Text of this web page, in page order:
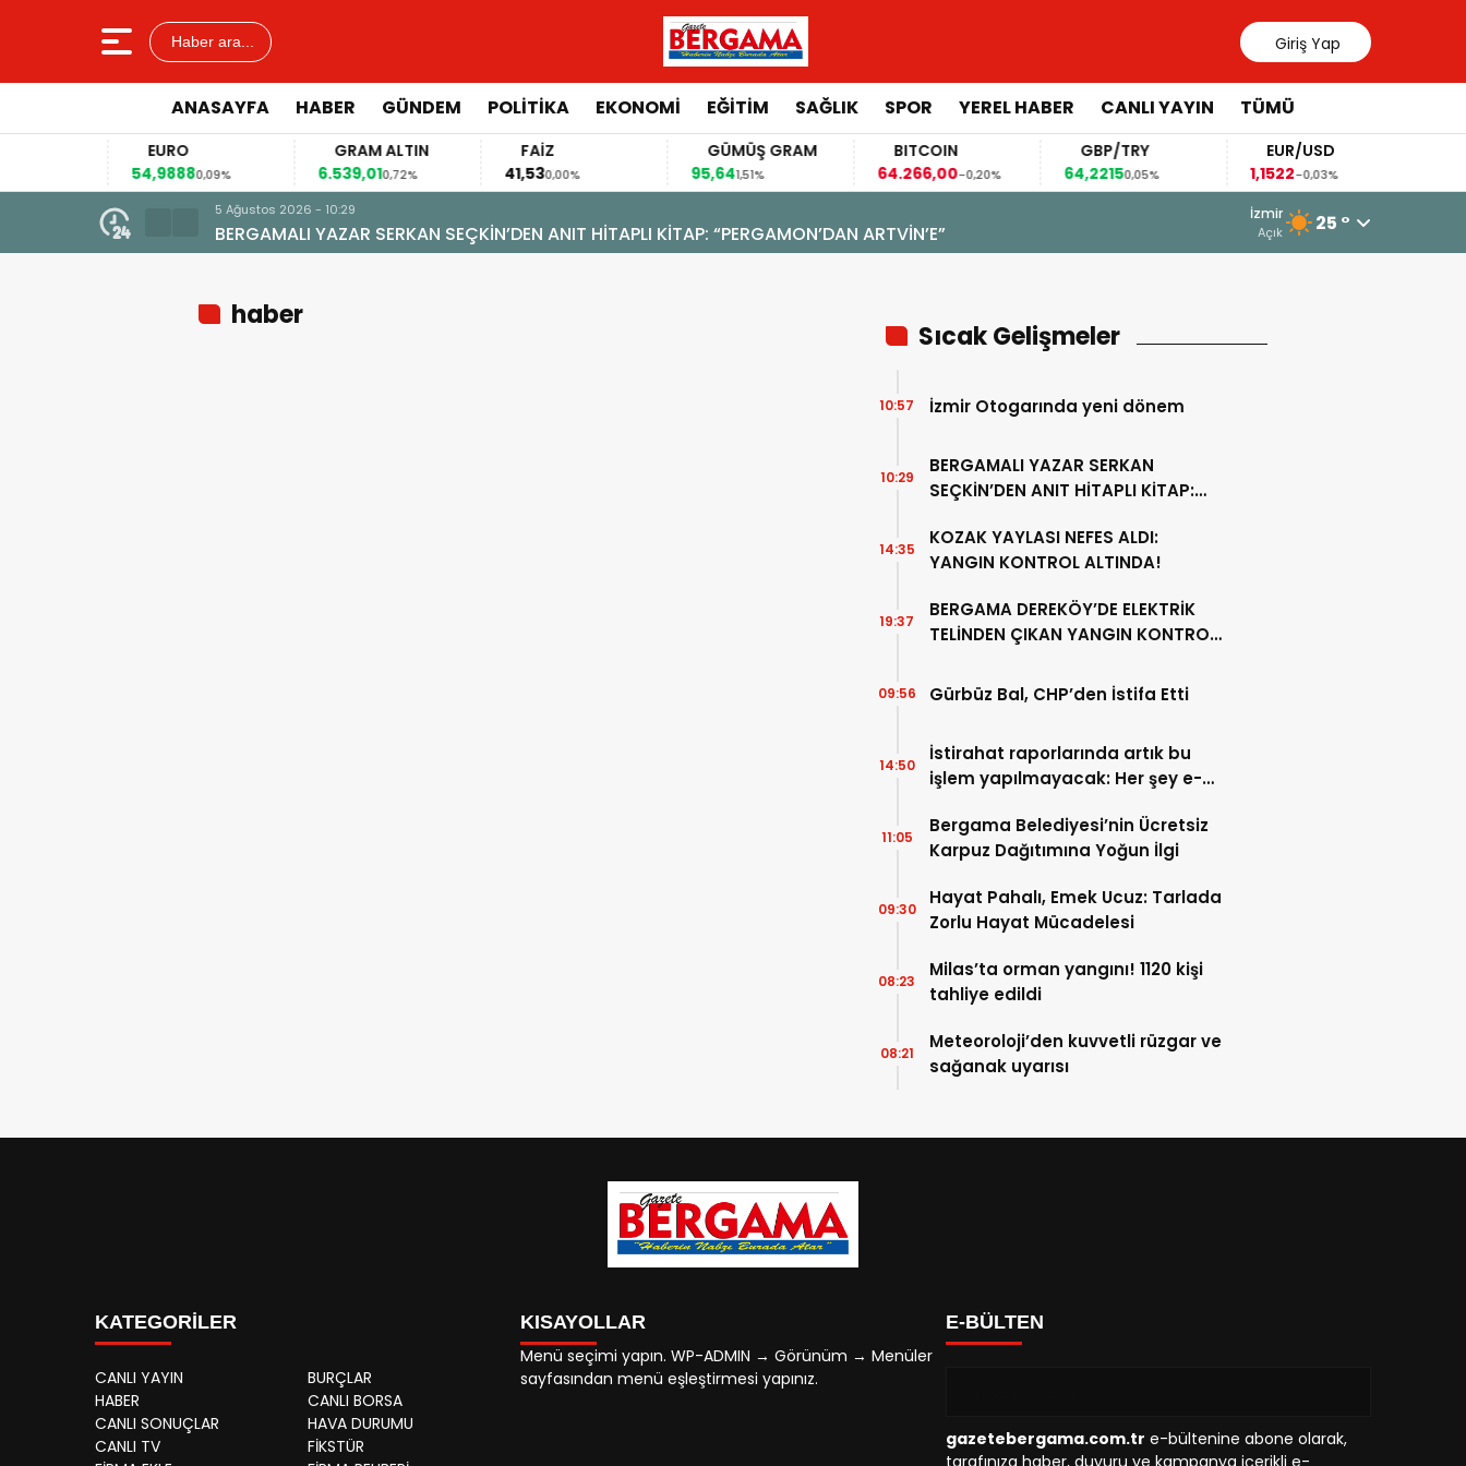
Haber ara... Giriş Yap
ANASAYFA HABER GÜNDEM POLİTİKA EKONOMİ EĞİTİM SAĞLIK SPOR YEREL HABER CANLI YAYIN TÜMÜ
EURO
54,98880,09%
GRAM ALTIN
6.539,010,72%
FAİZ
41,530,00%
GÜMÜŞ GRAM
95,641,51%
BITCOIN
64.266,00-0,20%
GBP/TRY
64,22150,05%
EUR/USD
1,1522-0,03%
5 Ağustos 2026 - 10:29
BERGAMALI YAZAR SERKAN SEÇKİN’DEN ANIT HİTAPLI KİTAP: “PERGAMON’DAN ARTVİN’E”
31 Temmuz 2026 - 14:35
KOZAK YAYLASI NEFES ALDI:
İzmir
Açık 25 °
haber
Sıcak Gelişmeler
İzmir Otogarında yeni dönem
10:57
BERGAMALI YAZAR SERKAN
SEÇKİN’DEN ANIT HİTAPLI KİTAP:
10:29
KOZAK YAYLASI NEFES ALDI:
YANGIN KONTROL ALTINDA!
14:35
BERGAMA DEREKÖY’DE ELEKTRİK
TELİNDEN ÇIKAN YANGIN KONTROL
19:37
Gürbüz Bal, CHP’den İstifa Etti
09:56
İstirahat raporlarında artık bu
işlem yapılmayacak: Her şey e-
14:50
Bergama Belediyesi’nin Ücretsiz
Karpuz Dağıtımına Yoğun İlgi
11:05
Hayat Pahalı, Emek Ucuz: Tarlada
Zorlu Hayat Mücadelesi
09:30
Milas’ta orman yangını! 1120 kişi
tahliye edildi
08:23
Meteoroloji’den kuvvetli rüzgar ve
sağanak uyarısı
08:21
KATEGORİLER
CANLI YAYIN
BURÇLAR
HABER
CANLI BORSA
CANLI SONUÇLAR
HAVA DURUMU
CANLI TV
FİKSTÜR
KISAYOLLAR
Menü seçimi yapın. WP-ADMIN → Görünüm → Menüler
sayfasından menü eşleştirmesi yapınız.
E-BÜLTEN
gazetebergama.com.tr e-bültenine abone olarak,
tarafınıza haber, duyuru ve kampanya içerikli e-